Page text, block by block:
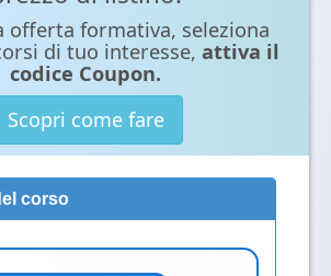
offerta formativa, seleziona
di tuo interesse, attiva il
codice Coupon.
Scopri come fare
corso